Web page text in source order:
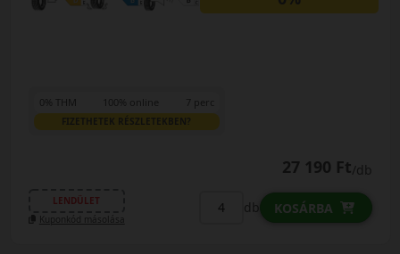
0% THM 100% online 7 perc
FIZETHETEK RÉSZLETEKBEN?
27 190 Ft/db
LENDÜLET
Kuponkód másolása
db KOSÁRBA